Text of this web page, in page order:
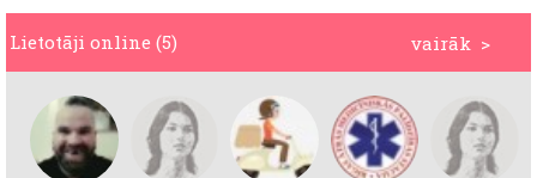
vairāk >
Lietotāji online (5)